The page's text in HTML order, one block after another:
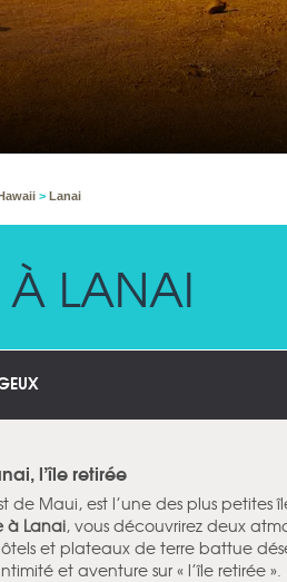
> Lanai
LANAI
l’île retirée
de Maui, est l’une des plus petites
à Lanai, vous découvrirez deux
et plateaux de terre battue
et aventure sur « l’île retirée ».